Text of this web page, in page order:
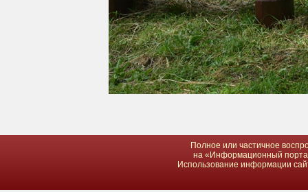
Полное или частичное
на «Информационный
Использование информации